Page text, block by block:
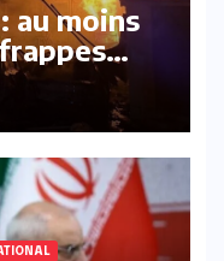
au moins